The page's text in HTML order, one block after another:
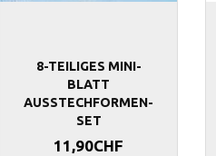
8-TEILIGES MINI-
BLATT
AUSSTECHFORMEN-
SET
11,90CHF